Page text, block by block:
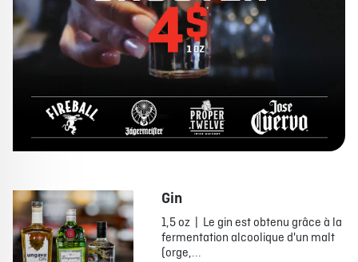
Gin
1,5 oz | Le gin est obtenu grâce à la
fermentation alcoolique d'un malt
(orge,...